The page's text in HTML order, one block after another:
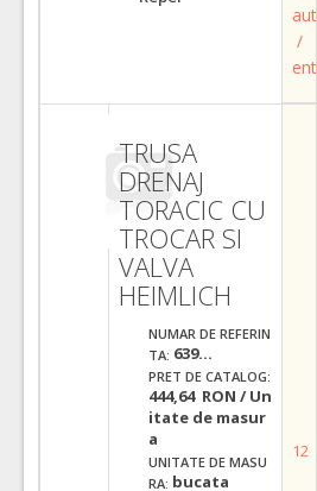
/
TRUSA
DRENAJ
TORACIC CU
TROCAR SI
VALVA
HEIMLICH
NUMAR DE REFERIN
TA: 639...
PRET DE CATALOG:
444,64 RON / Un
itate de masur
a
UNITATE DE MASU
RA: bucata
12